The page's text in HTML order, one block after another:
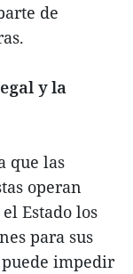
de
y la
que las
operan
Estado los
para sus
impedir